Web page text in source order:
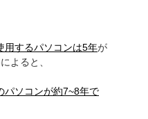
用するパソコンは5年が
よると、
パソコンが約7~8年で